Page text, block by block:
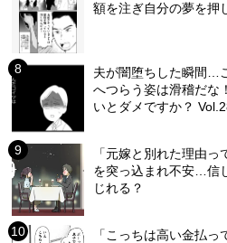
額を注ぎ自分の夢を押
夫が闇堕ちした瞬間…
へつらう姿は滑稽だな
いとダメですか？
「元嫁と別れた理由
を突っ込まれ不安…信
じれる？
「こっちは高い金払